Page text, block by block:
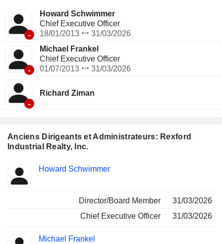
Anciens Dirigeants et Administrateurs: Rexford
Industrial Realty, Inc.
Insider
Fonctions
Howard Schwimmer
Director/Board Member
31/03/2026
Chief Executive Officer
31/03/2026
Michael Frankel
une surface locative de 50,4 millions de pieds carrés.
-
Howard Schwimmer
Chief Executive Officer
18/01/2013
31/03/2026
-
Michael Frankel
Chief Executive Officer
01/07/2013
31/03/2026
-
Richard Ziman